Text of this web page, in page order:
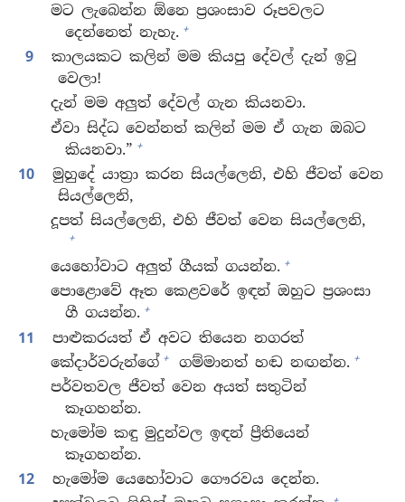
මට ලැබෙන්න ඕනෙ ප්‍රශංසාව රූපවලට
දෙන්නෙත් නැහැ. +
9
කාලයකට කලින් මම කියපු දේවල් දැන් ඉටු
වෙලා!
දැන් මම අලුත් දේවල් ගැන කියනවා.
ඒවා සිද්ධ වෙන්නත් කලින් මම ඒ ගැන ඔබට
කියනවා.” +
10
මුහුදේ යාත්‍රා කරන සියල්ලෙනි, එහි ජීවත් වෙන
සියල්ලෙනි,
දූපත් සියල්ලෙනි, එහි ජීවත් වෙන සියල්ලෙනි,
+
යෙහෝවාට අලුත් ගීයක් ගයන්න. +
පොළොවේ ඈත කෙළවරේ ඉඳන් ඔහුට ප්‍රශංසා
ගී ගයන්න. +
11
පාළුකරයත් ඒ අවට තියෙන නගරත්
කේදාර්වරුන්ගේ + ගම්මානත් හඬ නඟන්න. +
පර්වතවල ජීවත් වෙන අයත් සතුටින්
කෑගහන්න.
හැමෝම කඳු මුදුන්වල ඉඳන් ප්‍රීතියෙන්
කෑගහන්න.
12
හැමෝම යෙහෝවාට ගෞරවය දෙන්න.